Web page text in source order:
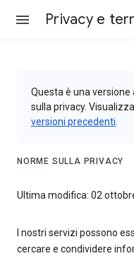
Privacy e
Questa è una
sulla privacy.
versioni precedenti
NORME SULLA PRIVACY
Ultima modifica: 02
I nostri servizi possono
cercare e condividere